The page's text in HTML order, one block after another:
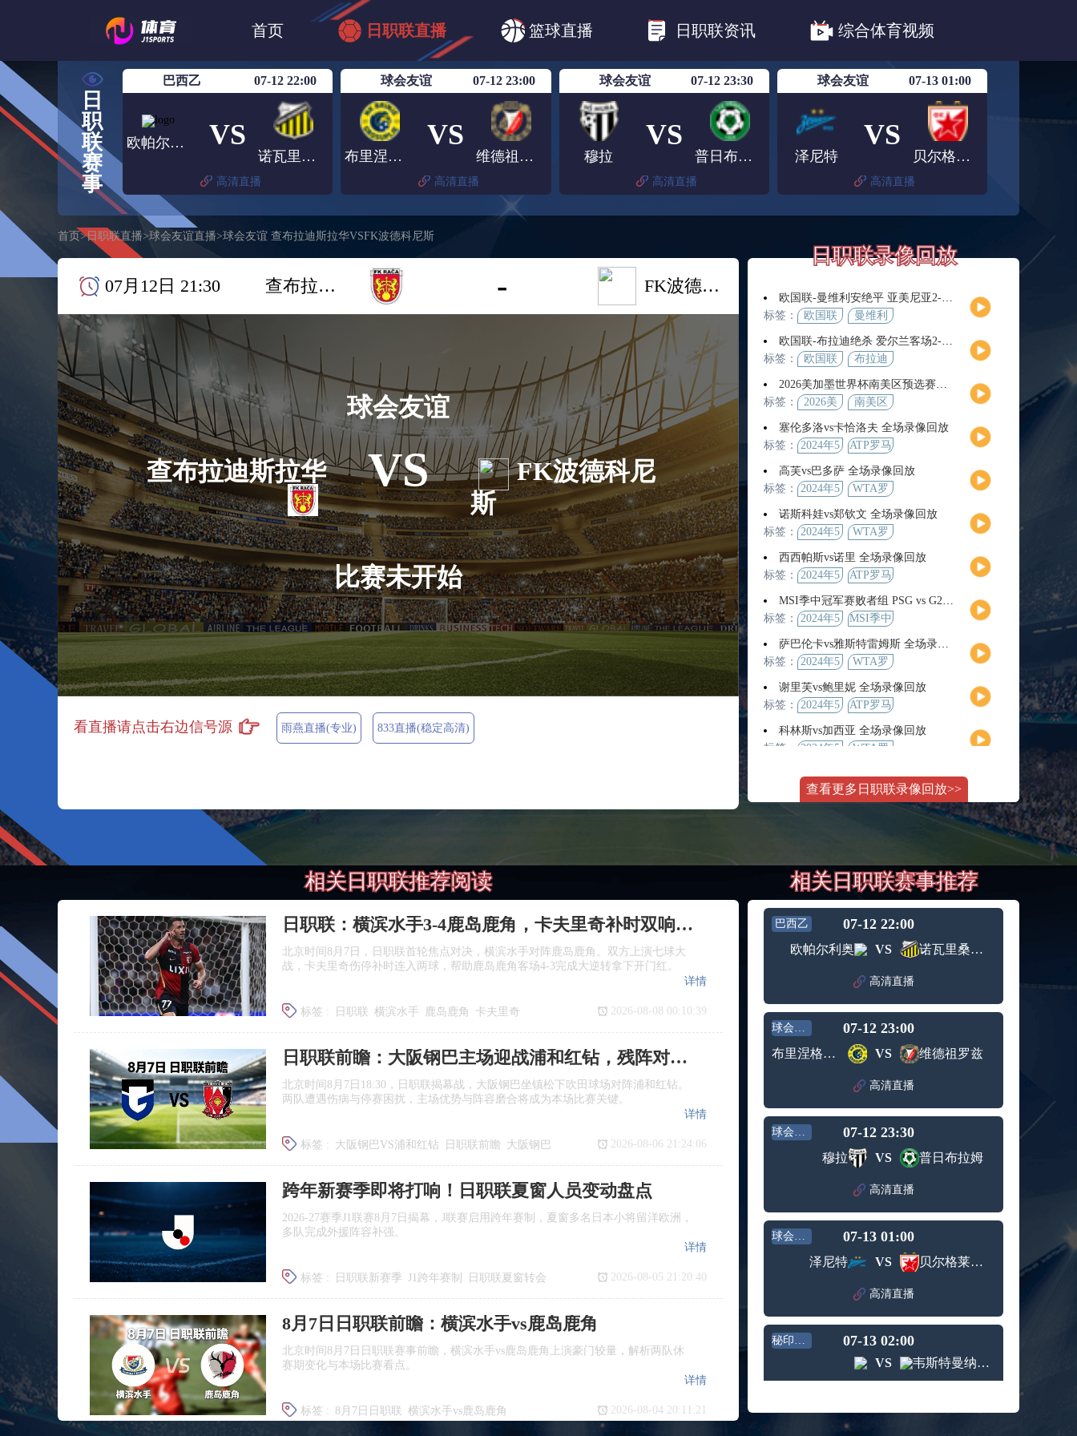
首页 日职联直播 篮球直播 日职联资讯 综合体育视频
日篮B1 日职联 日职联FC东京
日职联广岛三箭
日
职
联
赛
事
巴西乙 07-12 22:00
欧帕尔利奥 VS
诺瓦里桑蒂诺
高清直播
球会友谊 07-12 23:00
布里涅格罗苏普列
VS
维德祖罗兹
高清直播
球会友谊 07-12 23:30
穆拉
VS
普日布拉姆
高清直播
球会友谊 07-13 01:00
泽尼特
VS
贝尔格莱德红星
高清直播
首页 >日职联直播>球会友谊直播>球会友谊 查布拉迪斯拉华VSFK波德科尼斯
07月12日 21:30 查布拉迪斯拉华 - FK波德科尼斯
查布拉迪斯拉华
球会友谊
VS
比赛未开始
FK波德科尼
斯
看直播请点击右边信号源 雨燕直播(专业) 833直播(稳定高清)
日职联录像回放
欧国联-曼维利安绝平 亚美尼亚2-2法罗群岛
标签：
欧国联
曼维利
欧国联-布拉迪绝杀 爱尔兰客场2-1逆转芬兰
标签：
欧国联 布拉迪
2026美加墨世界杯南美区预选赛第9轮全场集锦
标签：
2026美
界杯
南美区
塞伦多洛vs卡恰洛夫 全场录像回放
标签：
2024年5
ATP罗马
男单第3
轮
高芙vs巴多萨 全场录像回放
标签：
2024年5
WTA罗
赛女单
第4轮
诺斯科娃vs郑钦文 全场录像回放
标签：
2024年5
WTA罗
赛女单
第3轮
西西帕斯vs诺里 全场录像回放
标签：
2024年5
ATP罗马
男单第3
轮
MSI季中冠军赛败者组 PSG vs G2 全场录像回放
标签：
2024年5
MSI季中
败者组
萨巴伦卡vs雅斯特雷姆斯 全场录像回放
标签：
2024年5
WTA罗
赛女单
第3轮
谢里芙vs鲍里妮 全场录像回放
标签：
2024年5
ATP罗马
女单第2
轮
科林斯vs加西亚 全场录像回放
标签：
2024年5
WTA罗
赛女单
第3轮
斯维托丽娜vs萨巴伦卡 全场录像回放
2024年5
月14日
WTA罗
马公开
纳波利塔诺vs贾里 全场录像回放
男单第3
轮
标签： 2024年5
月11日
WTA1000
罗马大
师赛第3
轮
WTT沙特大满贯女单半决赛 陈梦vs早田希娜 全场录像回放
标签： 2024年5
月11日
WTT沙
贯女单
蒙泰罗vs凯茨曼诺维奇 全场录像回放
大师赛
轮
纳尔迪vs鲁内 全场录像回放
标签： 2024年5
月12日
ATP罗马
大师赛
男单第2
轮
萨卡里vs加里宁娜 全场录像回放
标签： 2024年5
WTA罗
马大师
赛女单
第3轮
吉隆vs卢布列夫 全场录像回放
月12日
ATP罗马
大师赛
轮
兹维列夫vs达德尔里 全场录像回放
标签： 2024年5
月13日
ATP罗马
大师赛
男单第3
轮
阿纳尔迪vs贾里 全场录像回放
ATP罗马
大师赛
男单第2
轮
标签： 2024年5
月12日
WTA罗
马大师
第3轮
托尔莫vs奥斯塔彭科 全场录像回放
2024年5
WTA罗
赛女单
斯诺克元老斯诺克世锦赛半决赛 伊戈尔-费格雷多vs德拉戈 全场录像回放
标签：
月12日
元老斯
诺克世
锦赛半
决赛
穆纳尔vs诺里 全场录像回放
ATP罗马
大师赛
男单第2
MSI季中冠军赛胜者组 BLG vs T1 全场录像回放
月12日
冠军赛
KPL春季赛季后赛败者组决赛 重庆狼队 vs 苏州KSG 全场录像回放
查看更多日职联录像回放>>
相关日职联推荐阅读
日职联：横滨水手3‑4鹿岛鹿角，卡夫里奇补时双响上演逆转绝杀
北京时间8月7日，日职联首轮焦点对决，横滨水手对阵鹿岛鹿角。双方上演七球大
战，卡夫里奇伤停补时连入两球，帮助鹿岛鹿角客场4‑3完成大逆转拿下开门红。
标签 : 日职联 横滨水手 鹿岛鹿角 卡夫里奇
详情
2026-08-08 00:10:39
日职联前瞻：大阪钢巴主场迎战浦和红钻，残阵对决看点十足
北京时间8月7日18:30，日职联揭幕战，大阪钢巴坐镇松下吹田球场对阵浦和红钻。
两队遭遇伤病与停赛困扰，主场优势与阵容磨合将成为本场比赛关键。
标签 : 大阪钢巴VS浦和红钻 日职联前瞻 大阪钢巴
浦和红钻
详情
2026-08-06 21:24:06
跨年新赛季即将打响！日职联夏窗人员变动盘点
2026‑27赛季J1联赛8月7日揭幕，J联赛启用跨年赛制，夏窗多名日本小将留洋欧洲，
多队完成外援阵容补强。
标签 : 日职联新赛季 J1跨年赛制
日职联夏窗转会
广岛三箭
详情
2026-08-05 21:20:40
8月7日日职联前瞻：横滨水手vs鹿岛鹿角
北京时间8月7日日职联赛事前瞻，横滨水手vs鹿岛鹿角上演豪门较量，解析两队休
赛期变化与本场比赛看点。
标签 : 8月7日日职联 横滨水手vs鹿岛鹿角
详情
2026-08-04 20:11:21
相关日职联赛事推荐
巴西乙 07-12 22:00
欧帕尔利奥 VS 诺瓦里桑蒂诺
高清直播
球会友谊 07-12 23:00
布里涅格罗苏普列 VS 维德祖罗兹
高清直播
球会友谊 07-12 23:30
穆拉 VS 普日布拉姆
高清直播
球会友谊 07-13 01:00
泽尼特 VS 贝尔格莱德红星
高清直播
秘印加杯 07-13 02:00
VS 韦斯特曼纳埃亚尔